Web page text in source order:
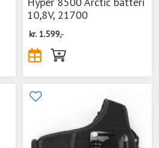
10,8V, 21700
kr. 1.599,-